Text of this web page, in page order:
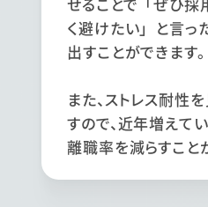
く避けたい」と言
出すことができます。
また、ストレス耐性
すので、近年増えて
離職率を減らすこと